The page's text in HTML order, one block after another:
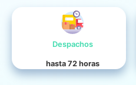
Despachos
hasta 72 horas